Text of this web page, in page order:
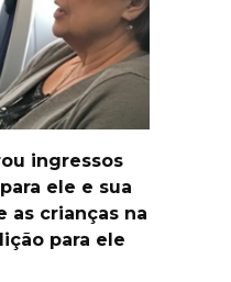
ingressos
ele e sua
as crianças na
para ele